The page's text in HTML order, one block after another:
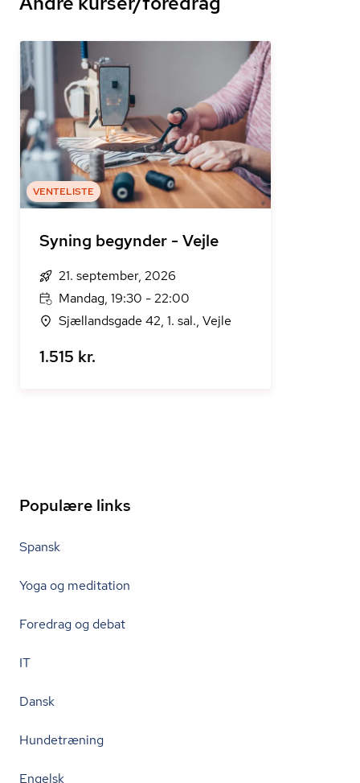
VENTELISTE
Syning begynder - Vejle
21. september, 2026
Mandag, 19:30 - 22:00
Sjællandsgade 42, 1. sal., Vejle
1.515 kr.
Populære links
Spansk
Yoga og meditation
Foredrag og debat
IT
Dansk
Hundetræning
Engelsk